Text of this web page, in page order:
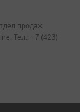
продаж
Тел.: +7 (423)